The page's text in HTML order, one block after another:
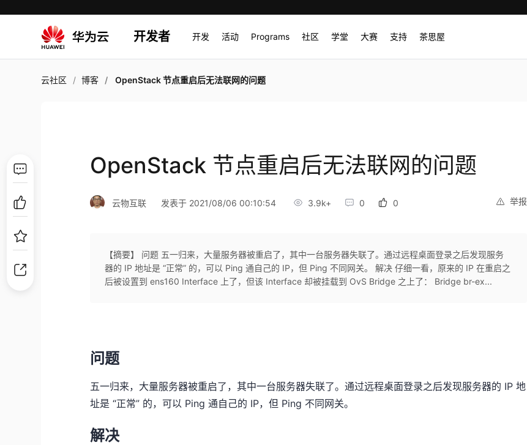
开发者 开发 活动 Programs 社区 学堂 大赛 支持 茶思屋
云社区 博客 OpenStack 节点重启后无法联网的问题
OpenStack 节点重启后无法联网的问题
举报
云物互联 发表于 2021/08/06 00:10:54 3.9k+ 0 0
【摘要】 问题 五一归来，大量服务器被重启了，其中一台服务器失联了。通过远程桌面登录之后发现服务
器的 IP 地址是 “正常” 的，可以 Ping 通自己的 IP，但 Ping 不同网关。 解决 仔细一看，原来的 IP 在重启之
后被设置到 ens160 Interface 上了，但该 Interface 却被挂载到 OvS Bridge 之上了： Bridge br-ex...
问题
五一归来，大量服务器被重启了，其中一台服务器失联了。通过远程桌面登录之后发现服务器的 IP 地
址是 “正常” 的，可以 Ping 通自己的 IP，但 Ping 不同网关。
解决